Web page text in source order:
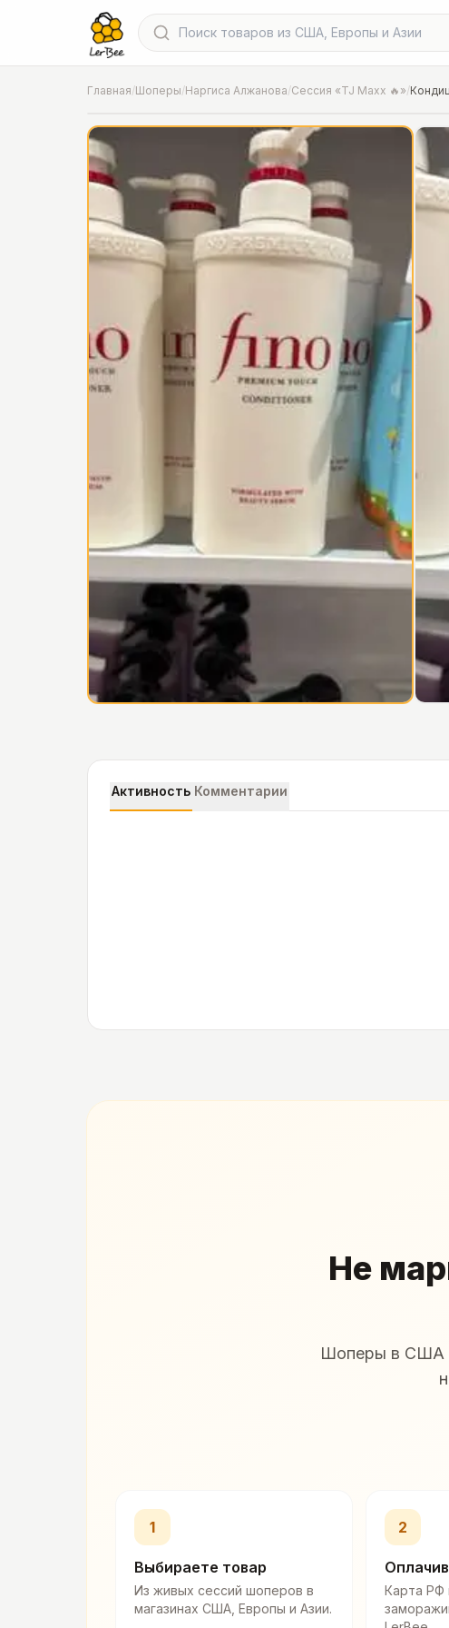
Главная/Шоперы/Наргиса Алжанова/Сессия «TJ Maxx 🔥»/
Chicago
Активность Комментарии
Не
Шоперы в США
1
Выбираете товар
Из живых сессий шоперов в
магазинах США, Европы и Азии.
2
Карта РФ